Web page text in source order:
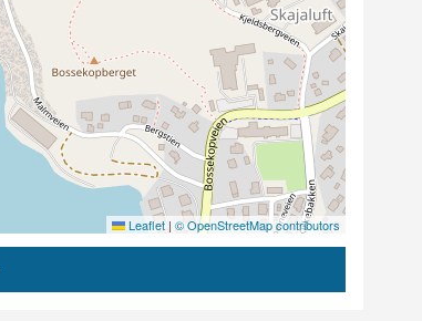
Leaflet | © OpenStreetMap contributors